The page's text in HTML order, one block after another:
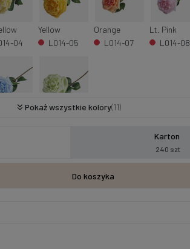
04
Yellow
L014-05
Orange
L014-07
Lt. Pink
L014-08
Lt. Green
Pokaż wszystkie kolory(11)
Karton
240 szt
Do koszyka